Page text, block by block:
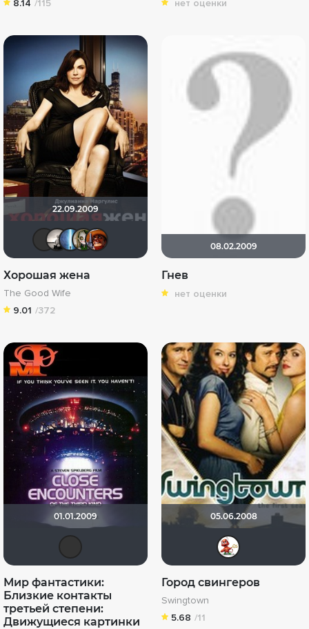
8.14 /115
нет оценки
22.09.2009
IenKazamialexsen4
wladslowe
zuzik
Хорошая жена
The Good Wife
9.01 /372
08.02.2009
Гнев
нет оценки
01.01.2009
Мир фантастики:
Близкие контакты
третьей степени:
Движущиеся картинки
05.06.2008
Город свингеров
Swingtown
5.68 /11